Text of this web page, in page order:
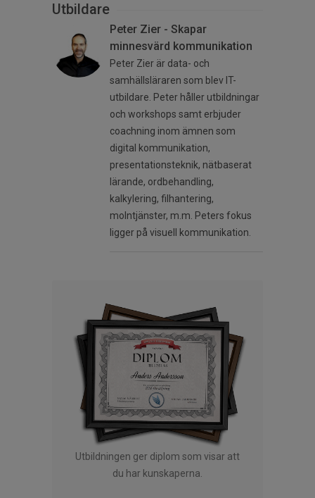
Utbildare
Peter Zier - Skapar
minnesvärd kommunikation
Peter Zier är data- och
samhällsläraren som blev IT-
utbildare. Peter håller utbildningar
och workshops samt erbjuder
coachning inom ämnen som
digital kommunikation,
presentationsteknik, nätbaserat
lärande, ordbehandling,
kalkylering, filhantering,
molntjänster, m.m. Peters fokus
ligger på visuell kommunikation.
Utbildningen ger diplom som visar att
du har kunskaperna.